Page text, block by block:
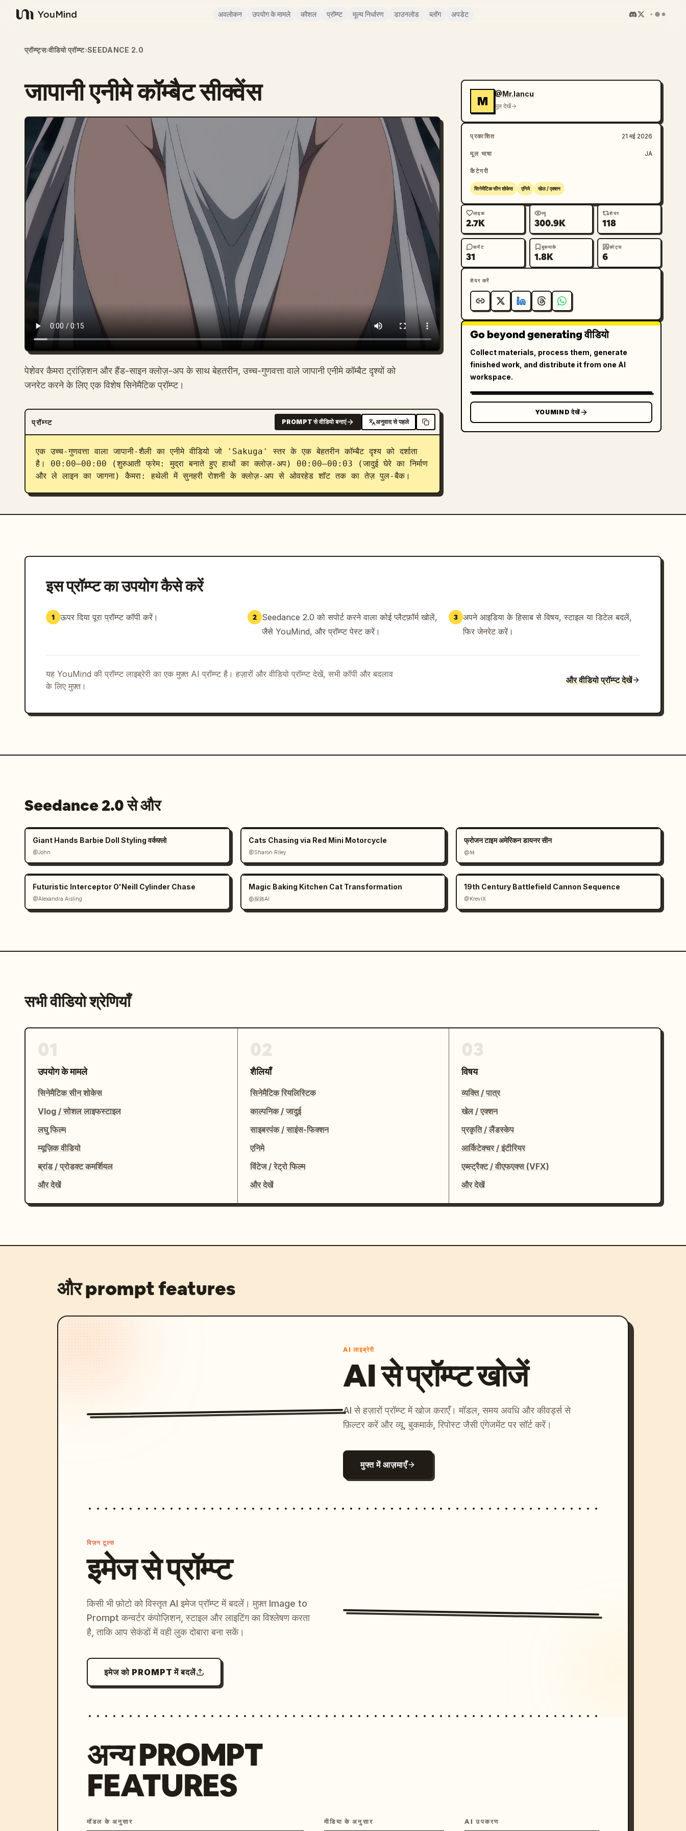
YouMind
अवलोकन उपयोग के मामले कौशल प्रॉम्प्ट मूल्य निर्धारण डाउनलोड ब्लॉग अपडेट
प्रॉम्प्ट्स›वीडियो प्रॉम्प्ट›SEEDANCE 2.0
जापानी एनीमे कॉम्बैट सीक्वेंस
पेशेवर कैमरा ट्रांज़िशन और हैंड-साइन क्लोज़-अप के साथ बेहतरीन, उच्च-गुणवत्ता वाले जापानी एनीमे कॉम्बैट दृश्यों को
जनरेट करने के लिए एक विशेष सिनेमैटिक प्रॉम्प्ट।
प्रॉम्प्ट PROMPT से वीडियो बनाएं अनुवाद से पहले
एक उच्च-गुणवत्ता वाला जापानी-शैली का एनीमे वीडियो जो 'Sakuga' स्तर के एक बेहतरीन कॉम्बैट दृश्य को दर्शाता
है। 00:00–00:00 (शुरुआती फ्रेम: मुद्रा बनाते हुए हाथों का क्लोज़-अप) 00:00–00:03 (जादुई घेरे का निर्माण
और ले लाइन का जागना) कैमरा: हथेली में सुनहरी रोशनी के क्लोज़-अप से ओवरहेड शॉट तक का तेज़ पुल-बैक।
M
@Mr.Iancu
मूल देखें
प्रकाशित 21 मई 2026
मूल भाषा JA
कैटेगरी
सिनेमैटिक सीन शोकेस एनिमे खेल / एक्शन
लाइक
2.7K
व्यू
300.9K
शेयर
118
कमेंट
31
बुकमार्क
1.8K
कोट्स
6
शेयर करें
Go beyond generating वीडियो
Collect materials, process them, generate
finished work, and distribute it from one AI
workspace.
YOUMIND देखें
इस प्रॉम्प्ट का उपयोग कैसे करें
1 ऊपर दिया पूरा प्रॉम्प्ट कॉपी करें। 2 Seedance 2.0 को सपोर्ट करने वाला कोई प्लैटफ़ॉर्म खोलें,
जैसे YouMind, और प्रॉम्प्ट पेस्ट करें।
3 अपने आइडिया के हिसाब से विषय, स्टाइल या डिटेल बदलें,
फिर जेनरेट करें।
यह YouMind की प्रॉम्प्ट लाइब्रेरी का एक मुफ़्त AI प्रॉम्प्ट है। हज़ारों और वीडियो प्रॉम्प्ट देखें, सभी कॉपी और बदलाव
के लिए मुफ़्त।
और वीडियो प्रॉम्प्ट देखें
Seedance 2.0 से और
Giant Hands Barbie Doll Styling वर्कफ़्लो
@John
Cats Chasing via Red Mini Motorcycle
@Sharon Riley
फ्रोजन टाइम अमेरिकन डायनर सीन
@𝐌
Futuristic Interceptor O'Neill Cylinder Chase
@Alexandra Aisling
Magic Baking Kitchen Cat Transformation
@探路AI
19th Century Battlefield Cannon Sequence
@KreviX
सभी वीडियो श्रेणियाँ
उपयोग के मामले
सिनेमैटिक सीन शोकेस
Vlog / सोशल लाइफस्टाइल
लघु फिल्म
म्यूज़िक वीडियो
ब्रांड / प्रोडक्ट कमर्शियल
और देखें
शैलियाँ
सिनेमैटिक रियलिस्टिक
काल्पनिक / जादुई
साइबरपंक / साइंस-फिक्शन
एनिमे
विंटेज / रेट्रो फिल्म
और देखें
विषय
व्यक्ति / पात्र
खेल / एक्शन
प्रकृति / लैंडस्केप
आर्किटेक्चर / इंटीरियर
एब्स्ट्रैक्ट / वीएफएक्स (VFX)
और देखें
और prompt features
AI लाइब्रेरी
AI से प्रॉम्प्ट खोजें
AI से हज़ारों प्रॉम्प्ट में खोज कराएँ। मॉडल, समय अवधि और कीवर्ड्स से
फ़िल्टर करें और व्यू, बुकमार्क, रिपोस्ट जैसी एंगेजमेंट पर सॉर्ट करें।
मुफ्त में आज़माएँ
विज़न टूल्स
इमेज से प्रॉम्प्ट
किसी भी फ़ोटो को विस्तृत AI इमेज प्रॉम्प्ट में बदलें। मुफ़्त Image to
Prompt कन्वर्टर कंपोज़िशन, स्टाइल और लाइटिंग का विश्लेषण करता
है, ताकि आप सेकंडों में वही लुक दोबारा बना सकें।
इमेज को PROMPT में बदलें
अन्य PROMPT
FEATURES
मॉडल के अनुसार मीडिया के अनुसार AI उपकरण